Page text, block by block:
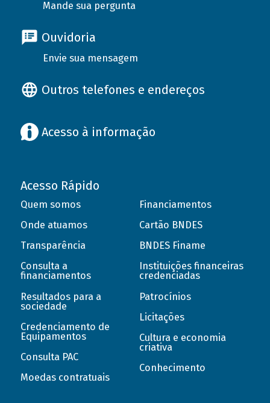
Mande sua pergunta
Ouvidoria
Envie sua mensagem
Outros telefones e endereços
Acesso à informação
Acesso Rápido
Quem somos
Onde atuamos
Transparência
Consulta a
financiamentos
Resultados para a
sociedade
Credenciamento de
Equipamentos
Consulta PAC
Moedas contratuais
Financiamentos
Cartão BNDES
BNDES Finame
Instituições financeiras
credenciadas
Patrocínios
Licitações
Cultura e economia
criativa
Conhecimento